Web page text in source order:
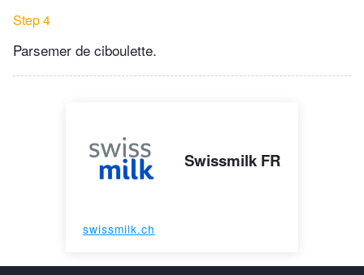
Step 4
Parsemer de ciboulette.
Swissmilk FR
swissmilk.ch